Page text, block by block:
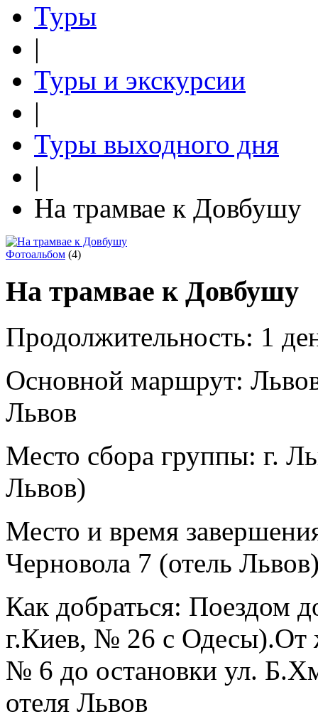
Туры
|
Туры и экскурсии
|
Туры выходного дня
|
На трамвае к Довбушу
Фотоальбом (4)
На трамвае к Довбушу
Продолжительность: 1
Основной маршрут:
Львов
Место сбора группы: г.
Львов)
Место и время
Черновола 7 (отель
Как добраться: Поездом
г.Киев, № 26 с Одесы).От
№ 6 до остановки ул.
отеля Львов